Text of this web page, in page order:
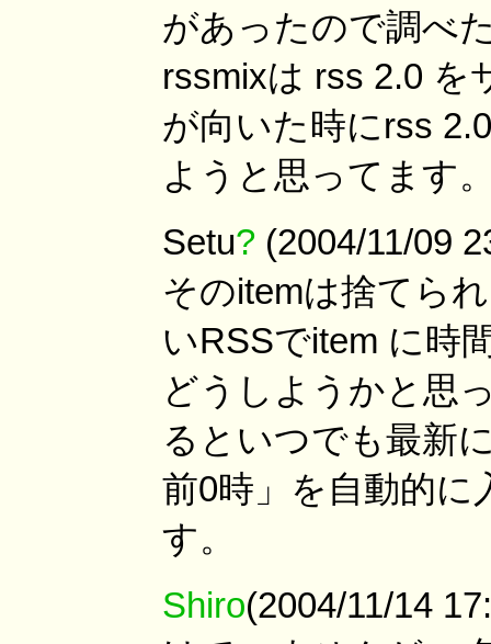
があったので調べ
rssmixは rss 2.0 を
が向いた時にrss
ようと思ってます
Setu? (2004/11/09
そのitemは捨てら
いRSSでitem に時
どうしようかと思
るといつでも最新
前0時」を自動的
す。
Shiro(2004/11/14